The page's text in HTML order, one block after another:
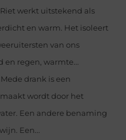
Riet werkt uitstekend als
en warm. Het isoleert
van ons
en regen, warmte...
Mede drank is een
wordt door het
Een andere benaming
Een...